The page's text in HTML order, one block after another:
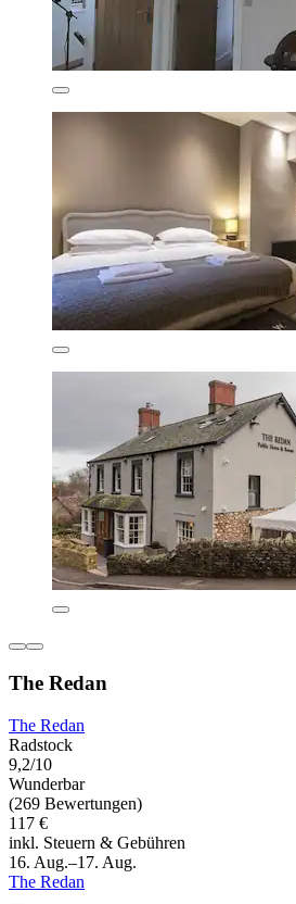
The Redan
The Redan
Radstock
9,2/10
Wunderbar
(269 Bewertungen)
117 €
inkl. Steuern & Gebühren
16. Aug.–17. Aug.
The Redan